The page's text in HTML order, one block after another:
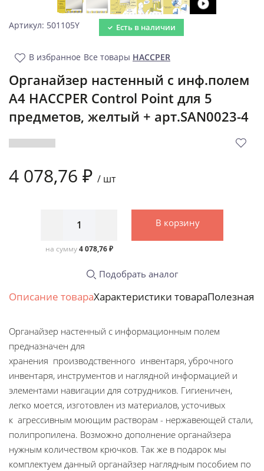
Артикул: 501105Y Есть в наличии
В избранное Все товары HACCPER
Органайзер настенный c инф.полем
А4 HACCPER Control Point для 5
предметов, желтый + арт.SAN0023-4
4 078,76 ₽ / шт
на сумму4 078,76 ₽
В корзину
Подобрать аналог
Описание товараХарактеристики товараПолезная
Органайзер настенный c информационным полем
предназначен для
хранения производственного инвентаря, уброчного
инвентаря, инструментов и наглядной информацией и
элементами навигации для сотрудников. Гигиеничен,
легко моется, изготовлен из материалов, усточивых
к агрессивным моющим растворам - нержавеющей стали,
полипропилена. Возможно дополнение органайзера
нужным количеством крючков. Так же в подарок мы
комплектуем данный органайзер наглядным пособием по